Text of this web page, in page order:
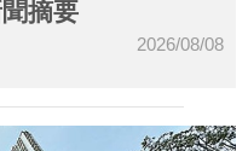
摘要
2026/08/08